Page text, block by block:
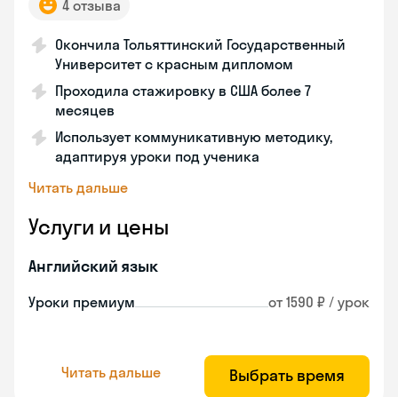
4 отзыва
Окончила Тольяттинский Государственный
Университет с красным дипломом
Проходила стажировку в США более 7
месяцев
Использует коммуникативную методику,
адаптируя уроки под ученика
Читать дальше
Услуги и цены
Английский язык
Уроки премиум от 1590 ₽ / урок
Читать дальше Выбрать время